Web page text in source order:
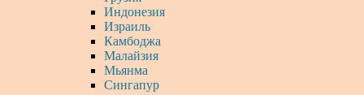
Индонезия
Израиль
Камбоджа
Малайзия
Мьянма
Сингапур